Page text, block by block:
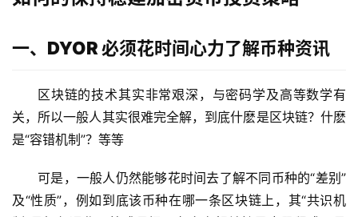
一、DYOR 必须花时间心力了解币种资讯
区块链的技术其实非常艰深，与密码学及高等数学有
关，所以一般人其实很难完全解，到底什麽是区块链？什麽
是“容错机制”？等等
可是，一般人仍然能够花时间去了解不同币种的“差别”
及“性质”，例如到底该币种在哪一条区块链上，其“共识机